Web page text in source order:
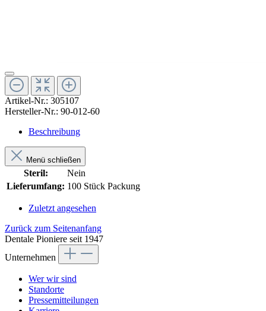
Artikel-Nr.: 305107
Hersteller-Nr.: 90-012-60
Beschreibung
Menü schließen
Steril:
Nein
Lieferumfang: 100 Stück Packung
Zuletzt angesehen
Zurück zum Seitenanfang
Dentale Pioniere seit 1947
Unternehmen
Wer wir sind
Standorte
Pressemitteilungen